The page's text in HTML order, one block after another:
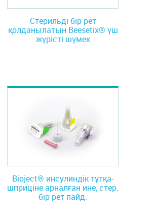
Стерильді бір рет
қолданылатын Beesetix® үш
жүрісті шүмек
Bioject® инсулиндік тұтқа-
шприціне арналған ине, стер.
бір рет пайд.